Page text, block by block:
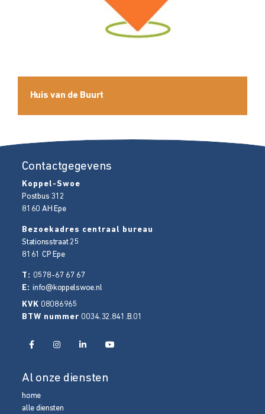
Huis van de Buurt
Contactgegevens
Koppel-Swoe
Postbus 312
8160 AH Epe
Bezoekadres centraal bureau
Stationsstraat 25
8161 CP Epe
T: 0578-67 67 67
E:info@koppelswoe.nl
KVK 08086965
BTW nummer 0034.32.841.B.01
Al onze diensten
home
alle diensten